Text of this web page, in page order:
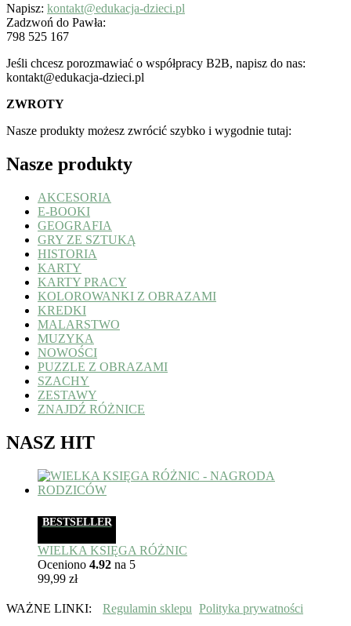
Napisz: kontakt@edukacja-dzieci.pl
Zadzwoń do Pawła:
798 525 167
Jeśli chcesz porozmawiać o współpracy B2B, napisz do nas:
kontakt@edukacja-dzieci.pl
ZWROTY
Nasze produkty możesz zwrócić szybko i wygodnie tutaj:
Nasze produkty
AKCESORIA
E-BOOKI
GEOGRAFIA
GRY ZE SZTUKĄ
HISTORIA
KARTY
KARTY PRACY
KOLOROWANKI Z OBRAZAMI
KREDKI
MALARSTWO
MUZYKA
NOWOŚCI
PUZZLE Z OBRAZAMI
SZACHY
ZESTAWY
ZNAJDŹ RÓŻNICE
NASZ HIT
BESTSELLER
WIELKA KSIĘGA RÓŻNIC
Oceniono 4.92 na 5
99,99 zł
WAŻNE LINKI: Regulamin sklepu Polityka prywatności